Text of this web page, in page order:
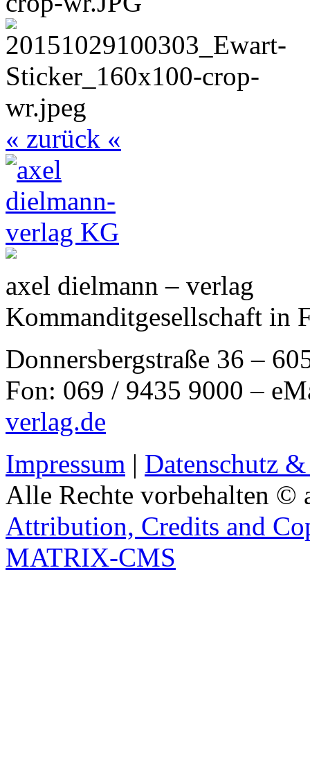
« zurück «
axel dielmann – verlag
Kommanditgesellschaft in
Donnersbergstraße 36 –
Fon: 069 / 9435 9000 –
verlag.de
Impressum | Datenschutz
Alle Rechte vorbehalten ©
Attribution, Credits and
MATRIX-CMS